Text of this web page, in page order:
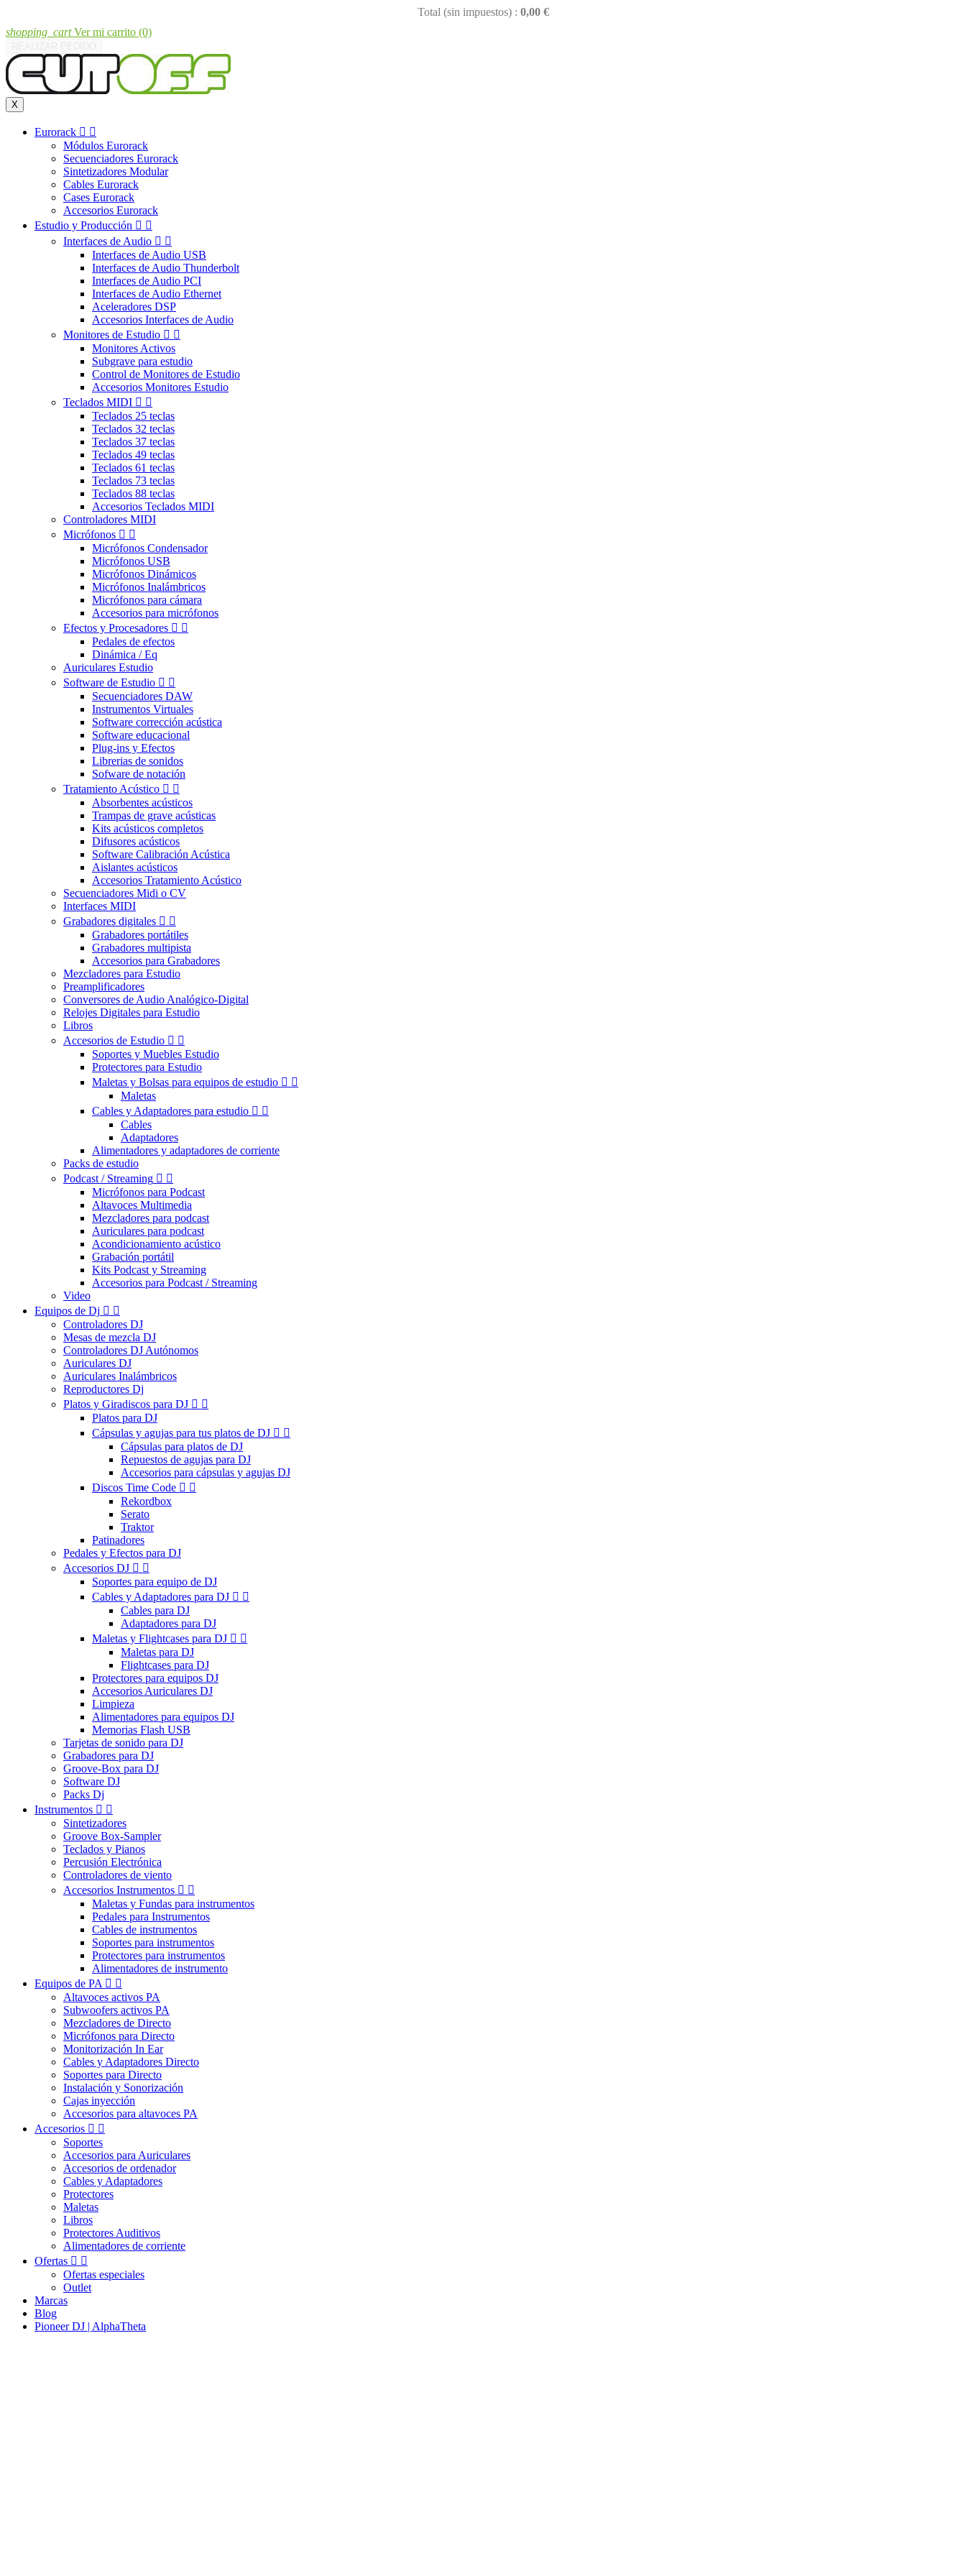
Total (sin impuestos) : 0,00 €
shopping_cart Ver mi carrito (0)
X
Eurorack  
Módulos Eurorack
Secuenciadores Eurorack
Sintetizadores Modular
Cables Eurorack
Cases Eurorack
Accesorios Eurorack
Estudio y Producción  
Interfaces de Audio  
Interfaces de Audio USB
Interfaces de Audio Thunderbolt
Interfaces de Audio PCI
Interfaces de Audio Ethernet
Aceleradores DSP
Accesorios Interfaces de Audio
Monitores de Estudio  
Monitores Activos
Subgrave para estudio
Control de Monitores de Estudio
Accesorios Monitores Estudio
Teclados MIDI  
Teclados 25 teclas
Teclados 32 teclas
Teclados 37 teclas
Teclados 49 teclas
Teclados 61 teclas
Teclados 73 teclas
Teclados 88 teclas
Accesorios Teclados MIDI
Controladores MIDI
Micrófonos  
Micrófonos Condensador
Micrófonos USB
Micrófonos Dinámicos
Micrófonos Inalámbricos
Micrófonos para cámara
Accesorios para micrófonos
Efectos y Procesadores  
Pedales de efectos
Dinámica / Eq
Auriculares Estudio
Software de Estudio  
Secuenciadores DAW
Instrumentos Virtuales
Software corrección acústica
Software educacional
Plug-ins y Efectos
Librerias de sonidos
Sofware de notación
Tratamiento Acústico  
Absorbentes acústicos
Trampas de grave acústicas
Kits acústicos completos
Difusores acústicos
Software Calibración Acústica
Aislantes acústicos
Accesorios Tratamiento Acústico
Secuenciadores Midi o CV
Interfaces MIDI
Grabadores digitales  
Grabadores portátiles
Grabadores multipista
Accesorios para Grabadores
Mezcladores para Estudio
Preamplificadores
Conversores de Audio Analógico-Digital
Relojes Digitales para Estudio
Libros
Accesorios de Estudio  
Soportes y Muebles Estudio
Protectores para Estudio
Maletas y Bolsas para equipos de estudio  
Maletas
Cables y Adaptadores para estudio  
Cables
Adaptadores
Alimentadores y adaptadores de corriente
Packs de estudio
Podcast / Streaming  
Micrófonos para Podcast
Altavoces Multimedia
Mezcladores para podcast
Auriculares para podcast
Acondicionamiento acústico
Grabación portátil
Kits Podcast y Streaming
Accesorios para Podcast / Streaming
Video
Equipos de Dj  
Controladores DJ
Mesas de mezcla DJ
Controladores DJ Autónomos
Auriculares DJ
Auriculares Inalámbricos
Reproductores Dj
Platos y Giradiscos para DJ  
Platos para DJ
Cápsulas y agujas para tus platos de DJ  
Cápsulas para platos de DJ
Repuestos de agujas para DJ
Accesorios para cápsulas y agujas DJ
Discos Time Code  
Rekordbox
Serato
Traktor
Patinadores
Pedales y Efectos para DJ
Accesorios DJ  
Soportes para equipo de DJ
Cables y Adaptadores para DJ  
Cables para DJ
Adaptadores para DJ
Maletas y Flightcases para DJ  
Maletas para DJ
Flightcases para DJ
Protectores para equipos DJ
Accesorios Auriculares DJ
Limpieza
Alimentadores para equipos DJ
Memorias Flash USB
Tarjetas de sonido para DJ
Grabadores para DJ
Groove-Box para DJ
Software DJ
Packs Dj
Instrumentos  
Sintetizadores
Groove Box-Sampler
Teclados y Pianos
Percusión Electrónica
Controladores de viento
Accesorios Instrumentos  
Maletas y Fundas para instrumentos
Pedales para Instrumentos
Cables de instrumentos
Soportes para instrumentos
Protectores para instrumentos
Alimentadores de instrumento
Equipos de PA  
Altavoces activos PA
Subwoofers activos PA
Mezcladores de Directo
Micrófonos para Directo
Monitorización In Ear
Cables y Adaptadores Directo
Soportes para Directo
Instalación y Sonorización
Cajas inyección
Accesorios para altavoces PA
Accesorios  
Soportes
Accesorios para Auriculares
Accesorios de ordenador
Cables y Adaptadores
Protectores
Maletas
Libros
Protectores Auditivos
Alimentadores de corriente
Ofertas  
Ofertas especiales
Outlet
Marcas
Blog
Pioneer DJ | AlphaTheta